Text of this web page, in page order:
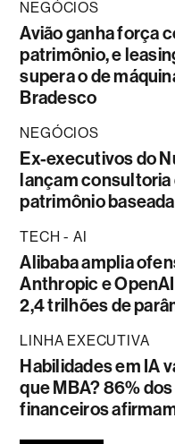
NEGÓCIOS
Avião ganha força
patrimônio, e
supera o de
Bradesco
NEGÓCIOS
Ex-executivos do
lançam consultoria
patrimônio
TECH - AI
Alibaba amplia
Anthropic e
2,4 trilhões de
LINHA EXECUTIVA
Habilidades em IA
que MBA? 86%
financeiros